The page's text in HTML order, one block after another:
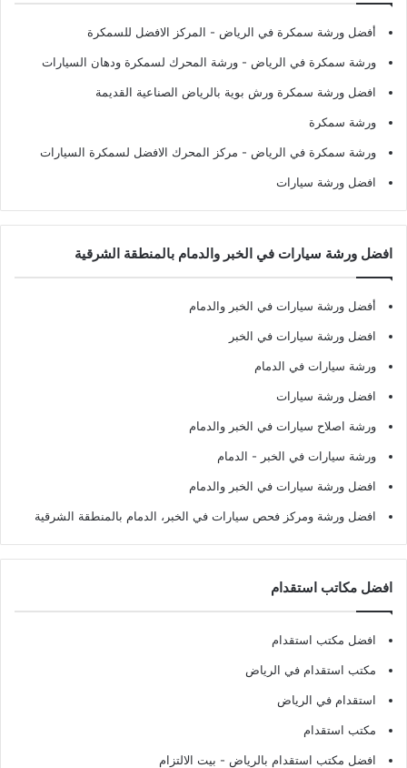
أفضل ورشة سمكرة في الرياض - المركز الافضل للسمكرة
ورشة سمكرة في الرياض - ورشة المحرك لسمكرة ودهان السيارات
افضل ورشة سمكرة ورش بوية بالرياض الصناعية القديمة
ورشة سمكرة
ورشة سمكرة في الرياض - مركز المحرك الافضل لسمكرة السيارات
افضل ورشة سيارات
افضل ورشة سيارات في الخبر والدمام بالمنطقة الشرقية
أفضل ورشة سيارات في الخبر والدمام
افضل ورشة سيارات في الخبر
ورشة سيارات في الدمام
افضل ورشة سيارات
ورشة اصلاح سيارات في الخبر والدمام
ورشة سيارات في الخبر - الدمام
افضل ورشة سيارات في الخبر والدمام
افضل ورشة ومركز فحص سيارات في الخبر، الدمام بالمنطقة الشرقية
افضل مكاتب استقدام
افضل مكتب استقدام
مكتب استقدام في الرياض
استقدام في الرياض
مكتب استقدام
افضل مكتب استقدام بالرياض - بيت الالتزام